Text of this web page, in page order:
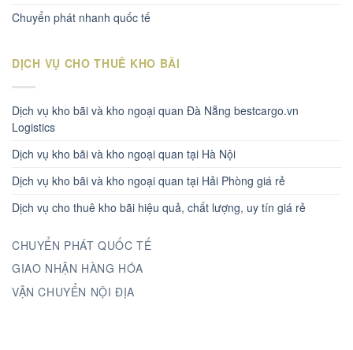
Chuyển phát nhanh quốc tế
DỊCH VỤ CHO THUÊ KHO BÃI
Dịch vụ kho bãi và kho ngoại quan Đà Nẵng bestcargo.vn
Logistics
Dịch vụ kho bãi và kho ngoại quan tại Hà Nội
Dịch vụ kho bãi và kho ngoại quan tại Hải Phòng giá rẻ
Dịch vụ cho thuê kho bãi hiệu quả, chất lượng, uy tín giá rẻ
CHUYỂN PHÁT QUỐC TẾ
GIAO NHẬN HÀNG HÓA
VẬN CHUYỂN NỘI ĐỊA